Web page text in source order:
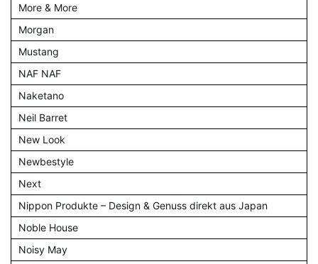
More & More
Morgan
Mustang
NAF NAF
Naketano
Neil Barret
New Look
Newbestyle
Next
Nippon Produkte – Design & Genuss direkt aus Japan
Noble House
Noisy May